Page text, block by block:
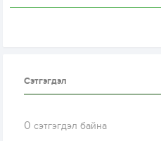
Сэтгэгдэл
0 сэтгэгдэл байна